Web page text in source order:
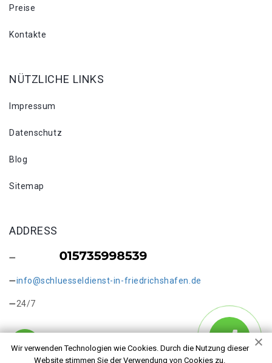
Wir verwenden Technologien wie Cookies. Durch die Nutzung dieser
Website stimmen Sie der Verwendung von Cookies zu.
Preise
Kontakte
NÜTZLICHE LINKS
Impressum
Datenschutz
Blog
Sitemap
ADDRESS
info@schluesseldienst-in-friedrichshafen.de
24/7